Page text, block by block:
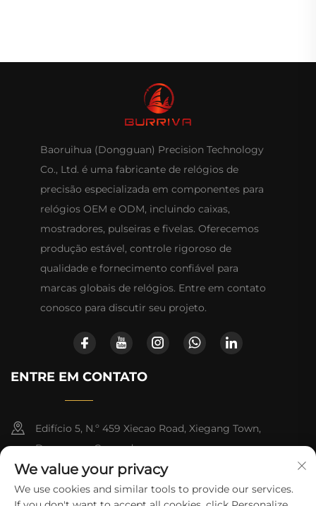
Baoruihua (Dongguan) Precision Technology
Co., Ltd. é uma fabricante de relógios de
precisão especializada em componentes para
relógios OEM e ODM, incluindo caixas,
mostradores, pulseiras e fivelas. Oferecemos
produção estável, controle rigoroso de
qualidade e fornecimento confiável para
marcas globais de relógios. Entre em contato
conosco para discutir seu projeto.
ENTRE EM CONTATO
Edifício 5, N.º 459 Xiecao Road, Xiegang Town,
Dongguan, Guangdong
+852-8402 6198
We value your privacy
We use cookies and similar tools to provide our services.